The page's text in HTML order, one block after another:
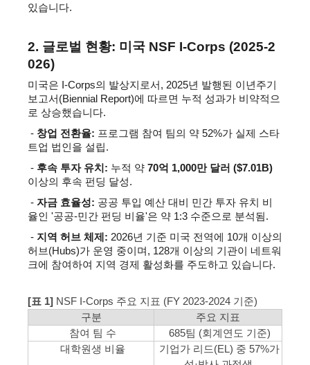
있습니다.
2. 글로벌 현황: 미국 NSF I-Corps (2025-2
026)
미국은 I-Corps의 발상지로서, 2025년 발행된 이년주기
보고서(Biennial Report)에 따르면 누적 성과가 비약적으
로 상승했습니다.
- 창업 전환율: 프로그램 참여 팀의 약 52%가 실제 스타
트업 법인을 설립.
- 후속 투자 유치: 누적 약 70억 1,000만 달러 ($7.01B)
이상의 후속 펀딩 달성.
- 자금 효율성: 공공 투입 예산 대비 민간 투자 유치 비
율인 '공공-민간 펀딩 비율'은 약 1:3 수준으로 분석됨.
- 지역 허브 체제: 2026년 기준 미국 전역에 10개 이상의
허브(Hubs)가 운영 중이며, 128개 이상의 기관이 네트워
크에 참여하여 지역 경제 활성화를 주도하고 있습니다.
[표 1] NSF I-Corps 주요 지표 (FY 2023-2024 기준)
구분
주요 지표
참여 팀 수
685팀 (회계연도 기준)
대학원생 비율
기업가 리드(EL) 중 57%가